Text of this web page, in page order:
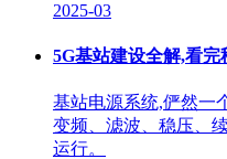
2025-03
5G基站建设全解,看完
基站电源系统,俨然一
变频、滤波、稳压、
运行。